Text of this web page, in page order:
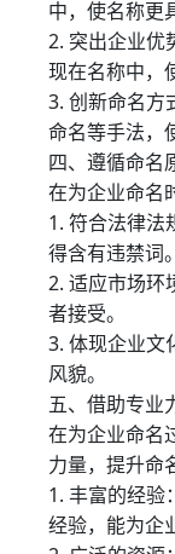
中，使名称更
2. 突出企业优
现在名称中，
3. 创新命名方
命名等手法，
四、遵循命名
在为企业命名
1. 符合法律法
得含有违禁词。
2. 适应市场环
者接受。
3. 体现企业文
风貌。
五、借助专业
在为企业命名
力量，提升命
1. 丰富的经验
经验，能为企